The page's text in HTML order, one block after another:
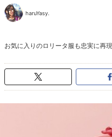
haruYasy.
お気に入りのロリータ服も忠実に再現